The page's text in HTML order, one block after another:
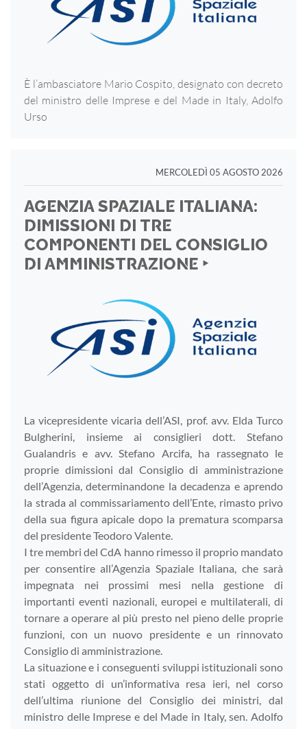
È l’ambasciatore Mario Cospito, designato con decreto
del ministro delle Imprese e del Made in Italy, Adolfo
Urso
MERCOLEDÌ 05 AGOSTO 2026
AGENZIA SPAZIALE ITALIANA:
DIMISSIONI DI TRE
COMPONENTI DEL CONSIGLIO
DI AMMINISTRAZIONE ‣
La vicepresidente vicaria dell’ASI, prof. avv. Elda Turco
Bulgherini, insieme ai consiglieri dott. Stefano
Gualandris e avv. Stefano Arcifa, ha rassegnato le
proprie dimissioni dal Consiglio di amministrazione
dell’Agenzia, determinandone la decadenza e aprendo
la strada al commissariamento dell’Ente, rimasto privo
della sua figura apicale dopo la prematura scomparsa
del presidente Teodoro Valente.
I tre membri del CdA hanno rimesso il proprio mandato
per consentire all’Agenzia Spaziale Italiana, che sarà
impegnata nei prossimi mesi nella gestione di
importanti eventi nazionali, europei e multilaterali, di
tornare a operare al più presto nel pieno delle proprie
funzioni, con un nuovo presidente e un rinnovato
Consiglio di amministrazione.
La situazione e i conseguenti sviluppi istituzionali sono
stati oggetto di un’informativa resa ieri, nel corso
dell’ultima riunione del Consiglio dei ministri, dal
ministro delle Imprese e del Made in Italy, sen. Adolfo